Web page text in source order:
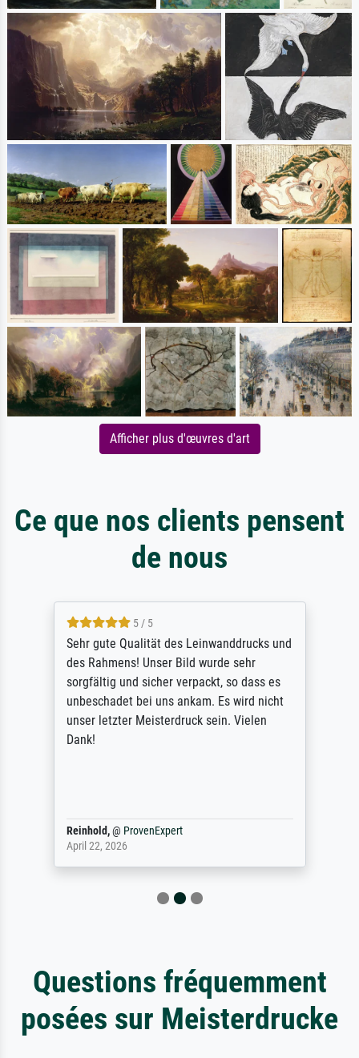
Afficher plus d'œuvres d'art
Ce que nos clients pensent
de nous
5 / 5
Sehr gute Qualität des Leinwanddrucks und
des Rahmens! Unser Bild wurde sehr
sorgfältig und sicher verpackt, so dass es
unbeschadet bei uns ankam. Es wird nicht
unser letzter Meisterdruck sein. Vielen
Dank!
Reinhold,@ ProvenExpert
April 22, 2026
Questions fréquemment
posées sur Meisterdrucke